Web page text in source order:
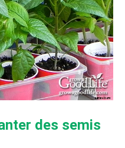
des semis